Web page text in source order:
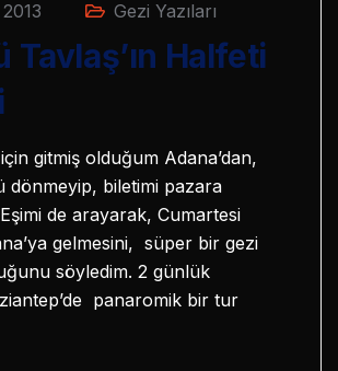
Gezi Yazıları
Tavlaş’ın Halfeti
gitmiş olduğum Adana’dan,
dönmeyip, biletimi pazara
Eşimi de arayarak, Cumartesi
gelmesini, süper bir gezi
söyledim. 2 günlük
panaromik bir tur